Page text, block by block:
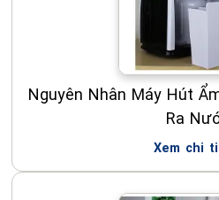
Nguyên Nhân Máy Hút
Ra
Xem chi